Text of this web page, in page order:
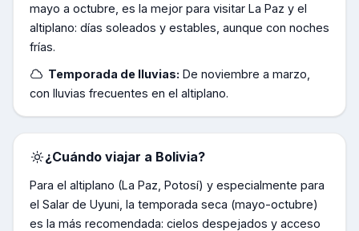
mayo a octubre, es la mejor para visitar La Paz y el
altiplano: días soleados y estables, aunque con noches
frías.
Temporada de lluvias: De noviembre a marzo,
con lluvias frecuentes en el altiplano.
¿Cuándo viajar a Bolivia?
Para el altiplano (La Paz, Potosí) y especialmente para
el Salar de Uyuni, la temporada seca (mayo-octubre)
es la más recomendada: cielos despejados y acceso